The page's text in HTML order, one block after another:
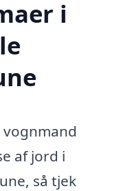
i
af jord i
så tjek